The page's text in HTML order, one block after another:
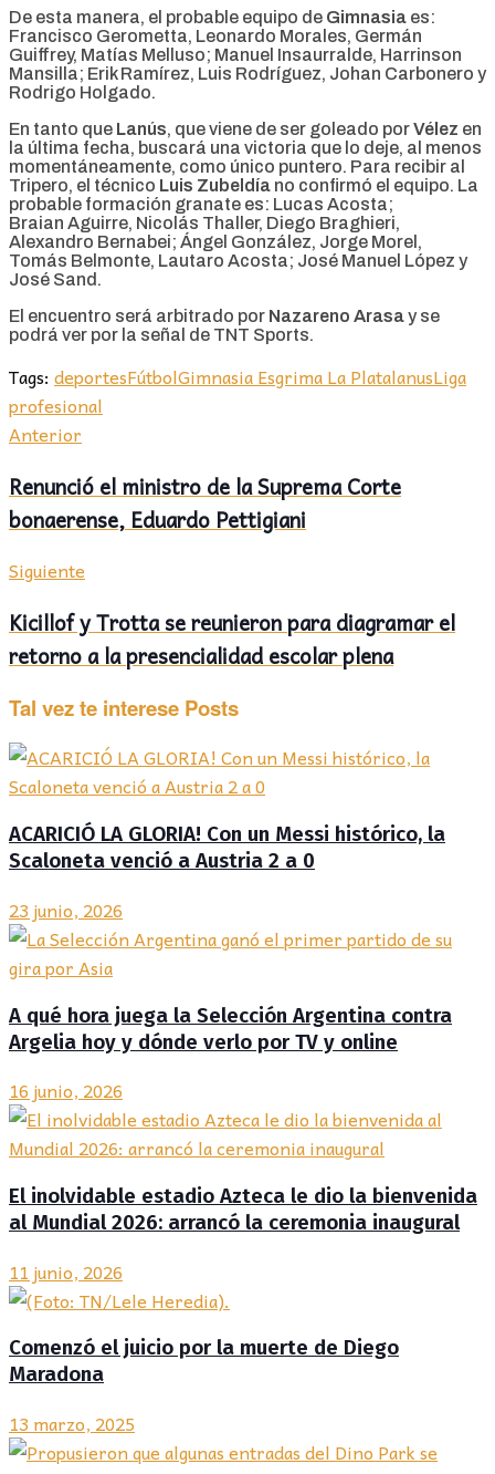
De esta manera, el probable equipo de Gimnasia es:
Francisco Gerometta, Leonardo Morales, Germán
Guiffrey, Matías Melluso; Manuel Insaurralde, Harrinson
Mansilla; Erik Ramírez, Luis Rodríguez, Johan Carbonero y
Rodrigo Holgado.
En tanto que Lanús, que viene de ser goleado porVélez en
la última fecha, buscará una victoria que lo deje, al menos
momentáneamente, como único puntero. Para recibir al
Tripero, el técnico Luis Zubeldía no confirmó el equipo. La
probable formación granate es: Lucas Acosta;
Braian Aguirre, Nicolás Thaller, Diego Braghieri,
Alexandro Bernabei; Ángel González, Jorge Morel,
Tomás Belmonte, Lautaro Acosta; José Manuel López y
José Sand.
El encuentro será arbitrado por Nazareno Arasay se
podrá ver por la señal de TNT Sports.
Tags: deportesFútbolGimnasia Esgrima La PlatalanusLiga
profesional
Anterior
Renunció el ministro de la Suprema Corte
bonaerense, Eduardo Pettigiani
Siguiente
Kicillof y Trotta se reunieron para diagramar el
retorno a la presencialidad escolar plena
Tal vez te interese Posts
ACARICIÓ LA GLORIA! Con un Messi histórico, la
Scaloneta venció a Austria 2 a 0
23 junio, 2026
A qué hora juega la Selección Argentina contra
Argelia hoy y dónde verlo por TV y online
16 junio, 2026
El inolvidable estadio Azteca le dio la bienvenida
al Mundial 2026: arrancó la ceremonia inaugural
11 junio, 2026
Comenzó el juicio por la muerte de Diego
Maradona
13 marzo, 2025